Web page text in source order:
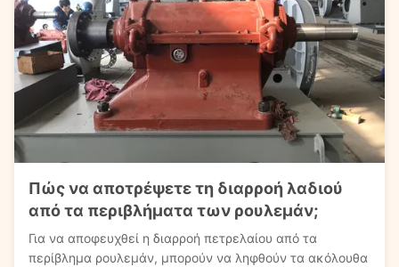
Πώς να αποτρέψετε τη διαρροή λαδιού
από τα περιβλήματα των ρουλεμάν;
Για να αποφευχθεί η διαρροή πετρελαίου από τα
περίβλημα ρουλεμάν, μπορούν να ληφθούν τα ακόλουθα